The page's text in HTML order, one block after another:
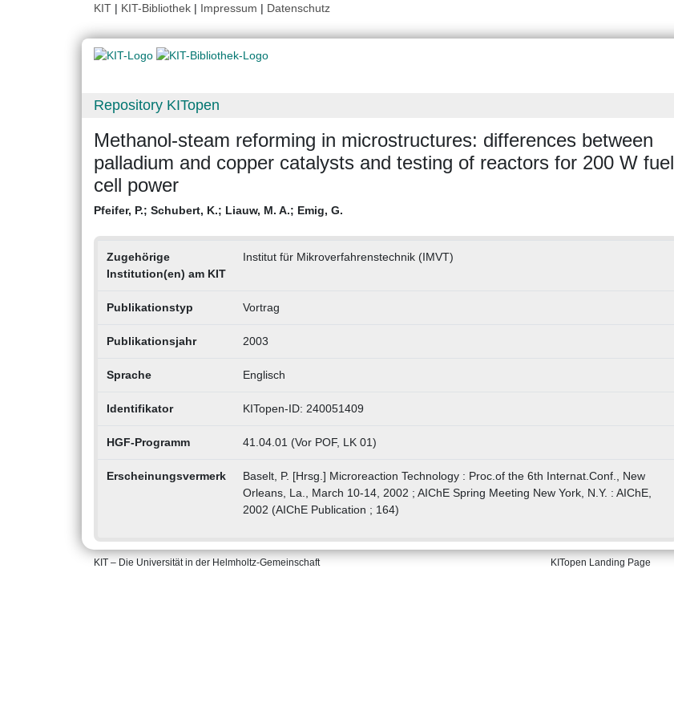
KIT | KIT-Bibliothek | Impressum | Datenschutz
Repository KITopen
Methanol-steam reforming in microstructures: differences between
palladium and copper catalysts and testing of reactors for 200 W fuel
cell power
Pfeifer, P.; Schubert, K.; Liauw, M. A.; Emig, G.
Zugehörige
Institution(en) am KIT
Institut für Mikroverfahrenstechnik (IMVT)
Publikationstyp Vortrag
Publikationsjahr 2003
Sprache Englisch
Identifikator KITopen-ID: 240051409
HGF-Programm 41.04.01 (Vor POF, LK 01)
Erscheinungsvermerk
Baselt, P. [Hrsg.] Microreaction Technology : Proc.of the 6th Internat.Conf., New
Orleans, La., March 10-14, 2002 ; AIChE Spring Meeting New York, N.Y. : AIChE,
2002 (AIChE Publication ; 164)
KIT – Die Universität in der Helmholtz-Gemeinschaft KITopen Landing Page